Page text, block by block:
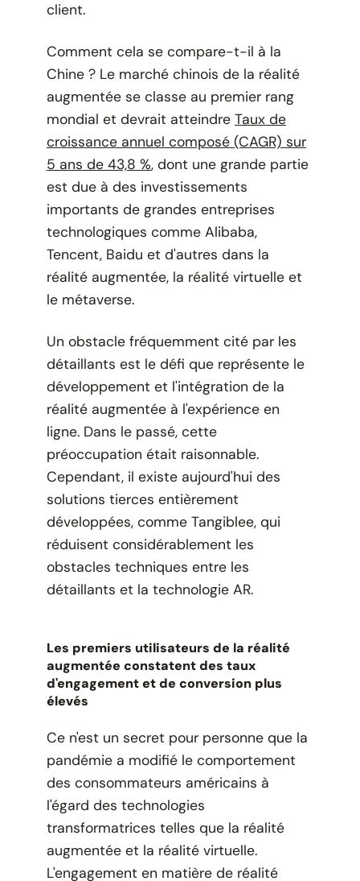
client.
Comment cela se compare-t-il à la
Chine ? Le marché chinois de la réalité
augmentée se classe au premier rang
mondial et devrait atteindre Taux de
croissance annuel composé (CAGR) sur
5 ans de 43,8 %, dont une grande partie
est due à des investissements
importants de grandes entreprises
technologiques comme Alibaba,
Tencent, Baidu et d'autres dans la
réalité augmentée, la réalité virtuelle et
le métaverse.
Un obstacle fréquemment cité par les
détaillants est le défi que représente le
développement et l'intégration de la
réalité augmentée à l'expérience en
ligne. Dans le passé, cette
préoccupation était raisonnable.
Cependant, il existe aujourd'hui des
solutions tierces entièrement
développées, comme Tangiblee, qui
réduisent considérablement les
obstacles techniques entre les
détaillants et la technologie AR.
Les premiers utilisateurs de la réalité
augmentée constatent des taux
d'engagement et de conversion plus
élevés
Ce n'est un secret pour personne que la
pandémie a modifié le comportement
des consommateurs américains à
l'égard des technologies
transformatrices telles que la réalité
augmentée et la réalité virtuelle.
L'engagement en matière de réalité